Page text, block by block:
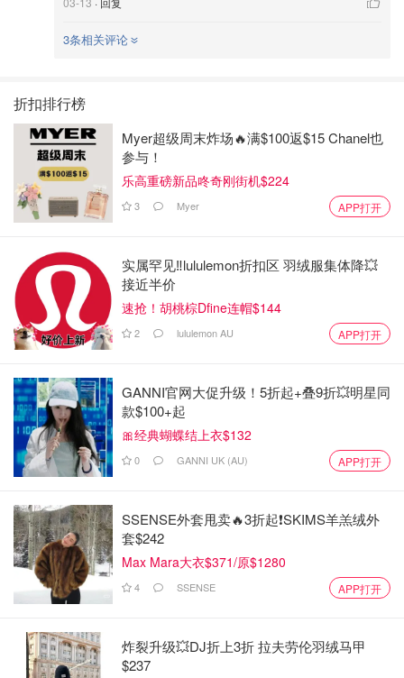
3条相关评论
折扣排行榜
Myer超级周末炸场🔥满$100返$15 Chanel也
参与！
乐高重磅新品咚奇刚街机$224
3 Myer APP打开
实属罕见‼️lululemon折扣区 羽绒服集体降💥
接近半价
速抢！胡桃棕Dfine连帽$144
2 lululemon AU APP打开
GANNI官网大促升级！5折起+叠9折💥明星同
款$100+起
🎀经典蝴蝶结上衣$132
0 GANNI UK (AU) APP打开
SSENSE外套甩卖🔥3折起❗SKIMS羊羔绒外
套$242
Max Mara大衣$371/原$1280
4 SSENSE APP打开
炸裂升级💥DJ折上3折 拉夫劳伦羽绒马甲
$237